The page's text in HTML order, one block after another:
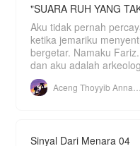
"SUARA RUH YANG
Aku tidak pernah
ketika jemariku
bergetar. Namaku Fariz. Usiaku tiga puluh lima tahun,
dan aku adalah
Sinyal Dari Menara 04